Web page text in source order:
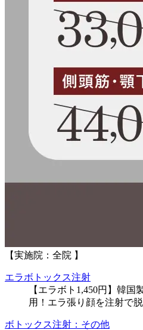
【実施院：全院 】
エラボトックス注射
【エラボト1,450円】韓
用！エラ張り顔を注射で
ボトックス注射：その他